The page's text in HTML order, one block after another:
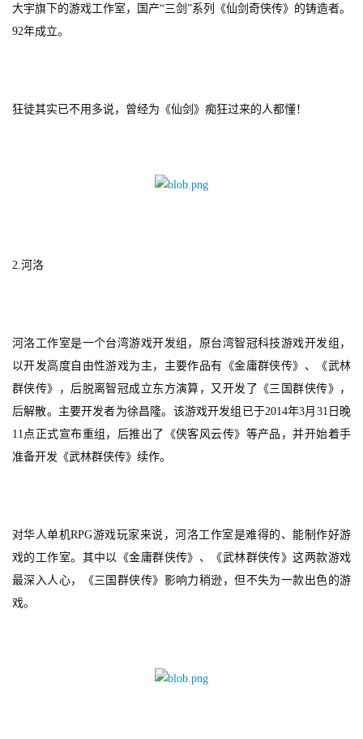
大宇旗下的游戏工作室，国产“三剑”系列《仙剑奇侠传》的铸造者。
92年成立。
狂徒其实已不用多说，曾经为《仙剑》痴狂过来的人都懂！
2.河洛
河洛工作室是一个台湾游戏开发组，原台湾智冠科技游戏开发组，
以开发高度自由性游戏为主，主要作品有《金庸群侠传》、《武林
群侠传》，后脱离智冠成立东方演算，又开发了《三国群侠传》，
后解散。主要开发者为徐昌隆。该游戏开发组已于2014年3月31日晚
11点正式宣布重组，后推出了《侠客风云传》等产品，并开始着手
准备开发《武林群侠传》续作。
对华人单机RPG游戏玩家来说，河洛工作室是难得的、能制作好游
戏的工作室。其中以《金庸群侠传》、《武林群侠传》这两款游戏
最深入人心，《三国群侠传》影响力稍逊，但不失为一款出色的游
戏。